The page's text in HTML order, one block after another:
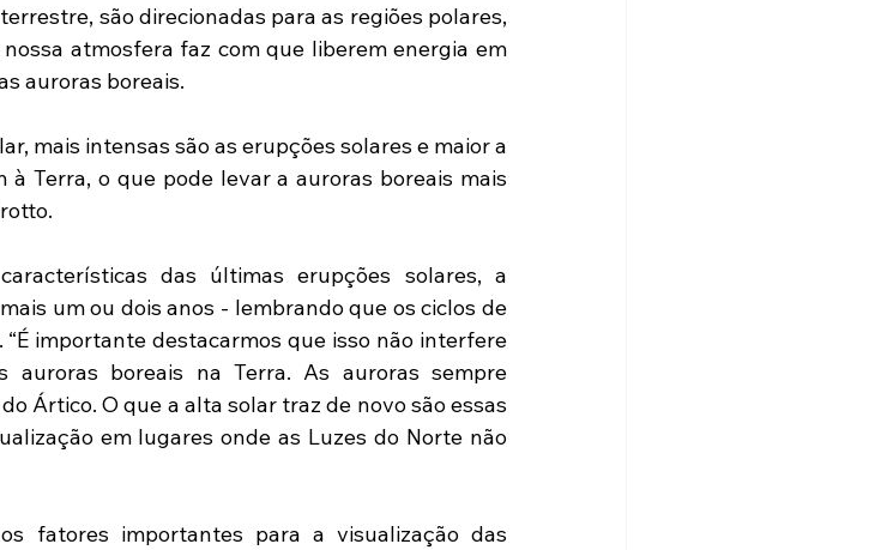
são direcionadas para as regiões polares,
atmosfera faz com que liberem energia em
auroras boreais.
mais intensas são as erupções solares e maior a
Terra, o que pode levar a auroras boreais mais
das últimas erupções solares, a
um ou dois anos - lembrando que os ciclos de
importante destacarmos que isso não interfere
auroras boreais na Terra. As auroras sempre
Ártico. O que a alta solar traz de novo são essas
em lugares onde as Luzes do Norte não
fatores importantes para a visualização das